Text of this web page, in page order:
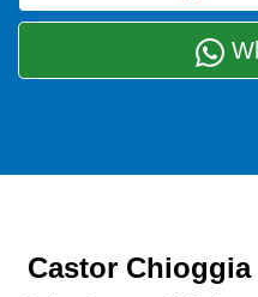
Castor